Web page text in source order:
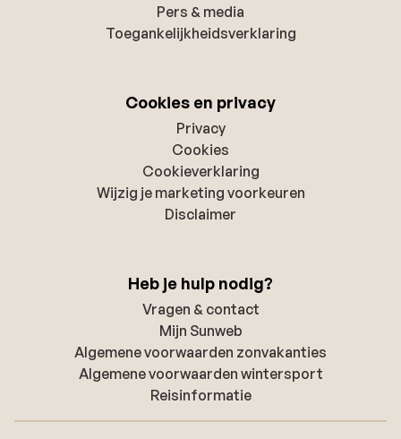
Pers & media
Toegankelijkheidsverklaring
Cookies en privacy
Privacy
Cookies
Cookieverklaring
Wijzig je marketing voorkeuren
Disclaimer
Heb je hulp nodig?
Vragen & contact
Mijn Sunweb
Algemene voorwaarden zonvakanties
Algemene voorwaarden wintersport
Reisinformatie